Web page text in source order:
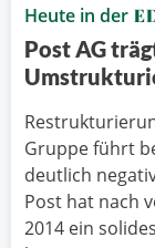
Heute in der
Post AG
Gruppe führt
deutlich
Post hat nach
2014 ein